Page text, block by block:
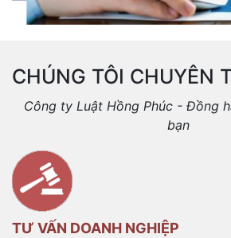
CHÚNG TÔI CHUYÊN
Công ty Luật Hồng Phúc - Đồng
bạn
TƯ VẤN DOANH NGHIỆP